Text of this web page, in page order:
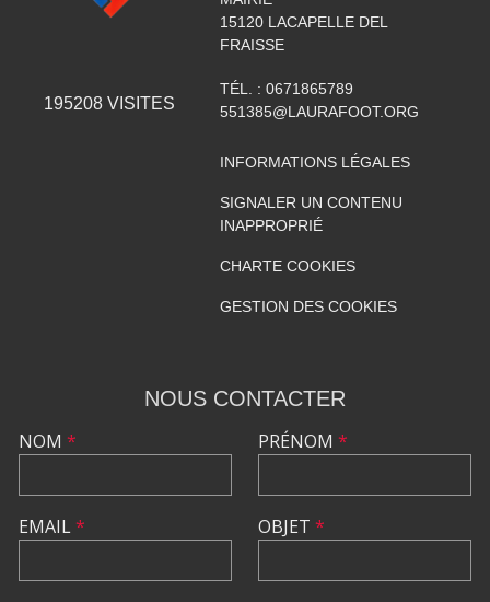
195208 VISITES
15120 LACAPELLE DEL
FRAISSE
TÉL. : 0671865789
551385@LAURAFOOT.ORG
INFORMATIONS LÉGALES
SIGNALER UN CONTENU
INAPPROPRIÉ
CHARTE COOKIES
GESTION DES COOKIES
NOUS CONTACTER
NOM *
EMAIL*
PRÉNOM *
OBJET *